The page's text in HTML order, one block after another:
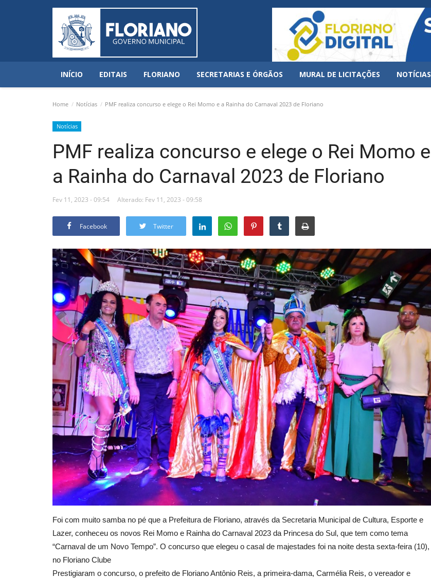
INÍCIO EDITAIS FLORIANO SECRETARIAS E ÓRGÃOS MURAL DE LICITAÇÕES NOTÍCIAS
Home Notícias PMF realiza concurso e elege o Rei Momo e a Rainha do Carnaval 2023 de Floriano
Notícias
PMF realiza concurso e elege o Rei Momo e
a Rainha do Carnaval 2023 de Floriano
Fev 11, 2023 - 09:54 Alterado: Fev 11, 2023 - 09:58
Facebook Twitter
Foi com muito samba no pé que a Prefeitura de Floriano, através da Secretaria Municipal de Cultura, Esporte e
Lazer, conheceu os novos Rei Momo e Rainha do Carnaval 2023 da Princesa do Sul, que tem como tema
“Carnaval de um Novo Tempo”. O concurso que elegeu o casal de majestades foi na noite desta sexta-feira (10),
no Floriano Clube
Prestigiaram o concurso, o prefeito de Floriano Antônio Reis, a primeira-dama, Carmélia Reis, o vereador e